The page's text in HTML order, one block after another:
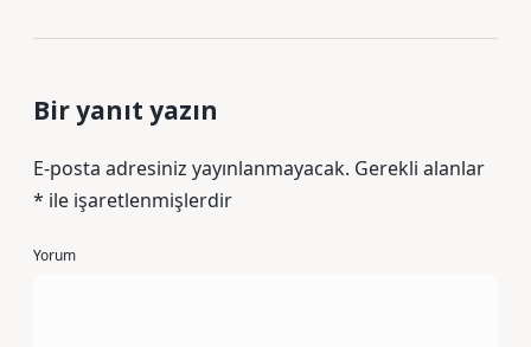
Bir yanıt yazın
E-posta adresiniz yayınlanmayacak. Gerekli alanlar
* ile işaretlenmişlerdir
Yorum